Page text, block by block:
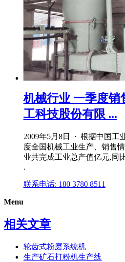
机械行业 一季度销
工科技股份有限 ...
2009年5月8日 · 根据中国工
度全国机械工业生产、销售
业共完成工业总产值亿元,同
.
联系电话: 180 3780 8511
Menu
相关文章
轮齿式粉磨系统机
生产矿石打粉机生产线